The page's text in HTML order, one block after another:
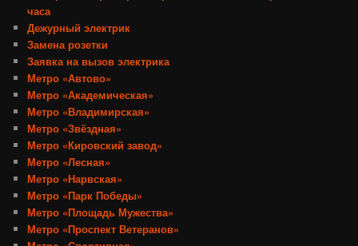
часа
Дежурный электрик
Замена розетки
Заявка на вызов электрика
Метро «Автово»
Метро «Академическая»
Метро «Владимирская»
Метро «Звёздная»
Метро «Кировский завод»
Метро «Лесная»
Метро «Нарвская»
Метро «Парк Победы»
Метро «Площадь Мужества»
Метро «Проспект Ветеранов»